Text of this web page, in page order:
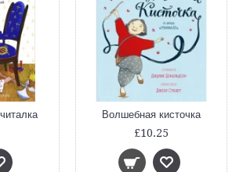
Волшебная кисточка
£10.25